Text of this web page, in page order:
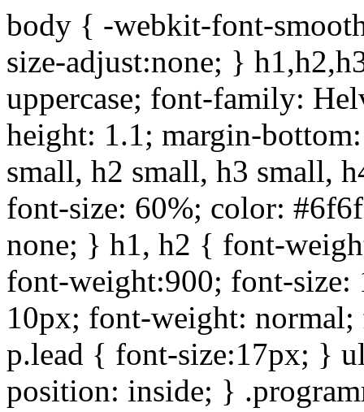
body { -webkit-font-
size-adjust:none; }
uppercase; font-family:
height: 1.1; margin-
small, h2 small, h3 small,
font-size: 60%; color:
none; } h1, h2 { font-
font-weight:900; font-
10px; font-weight:
p.lead { font-size:17px; }
position: inside; }